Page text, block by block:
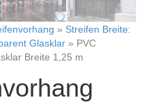
» Streifen Breite:
Glasklar » PVC
Breite 1,25 m